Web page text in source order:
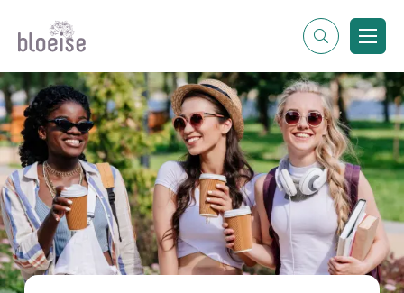
Contentmarketing
Online marketing
Branches
Marketing
Alle soorten artikelen
Alle topics